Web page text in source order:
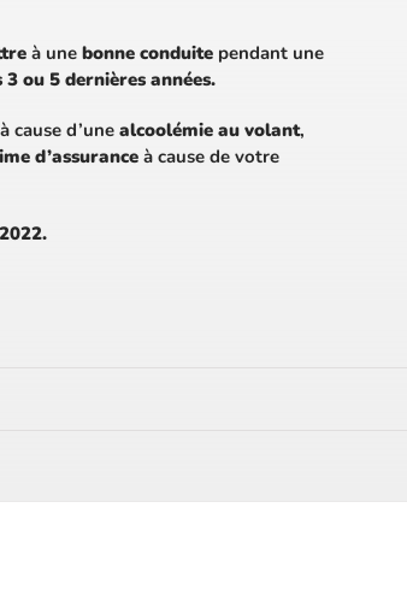
à une bonne conduitependant une
3 ou 5 dernières années.
cause d’une alcoolémie au volant,
d’assuranceà cause de votre